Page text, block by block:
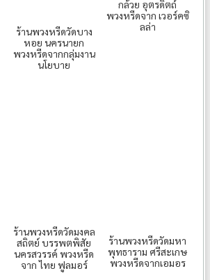
ร้านพวงหรีดวัดบาง
หอย นครนายก
พวงหรีดจากกลุ่มงาน
นโยบาย
กล้วย อุตรดิตถ์
พวงหรีดจาก เวอร์คซิ
ลล่า
ร้านพวงหรีดวัดมงคล
สถิตย์ บรรพตพิสัย
นครสวรรค์ พวงหรีด
จาก ไทย ฟูลมอร์
ร้านพวงหรีดวัดมหา
พุทธาราม ศรีสะเกษ
พวงหรีดจากเอมอร